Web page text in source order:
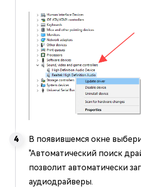
В появившемся окне
"Автоматический поиск
позволит автоматически
аудиодрайверы.